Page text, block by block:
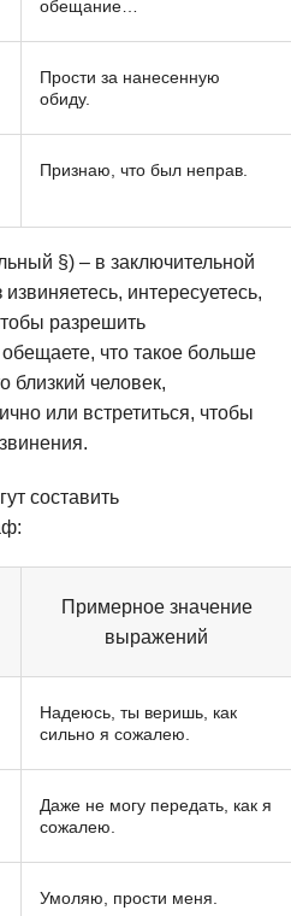
обещание…
Прости за нанесенную
обиду.
Признаю, что был неправ.
§) – в заключительной
интересуетесь,
разрешить
что такое больше
близкий человек,
или встретиться, чтобы
составить
Примерное значение
выражений
Надеюсь, ты веришь, как
сильно я сожалею.
Даже не могу передать, как я
сожалею.
Умоляю, прости меня.